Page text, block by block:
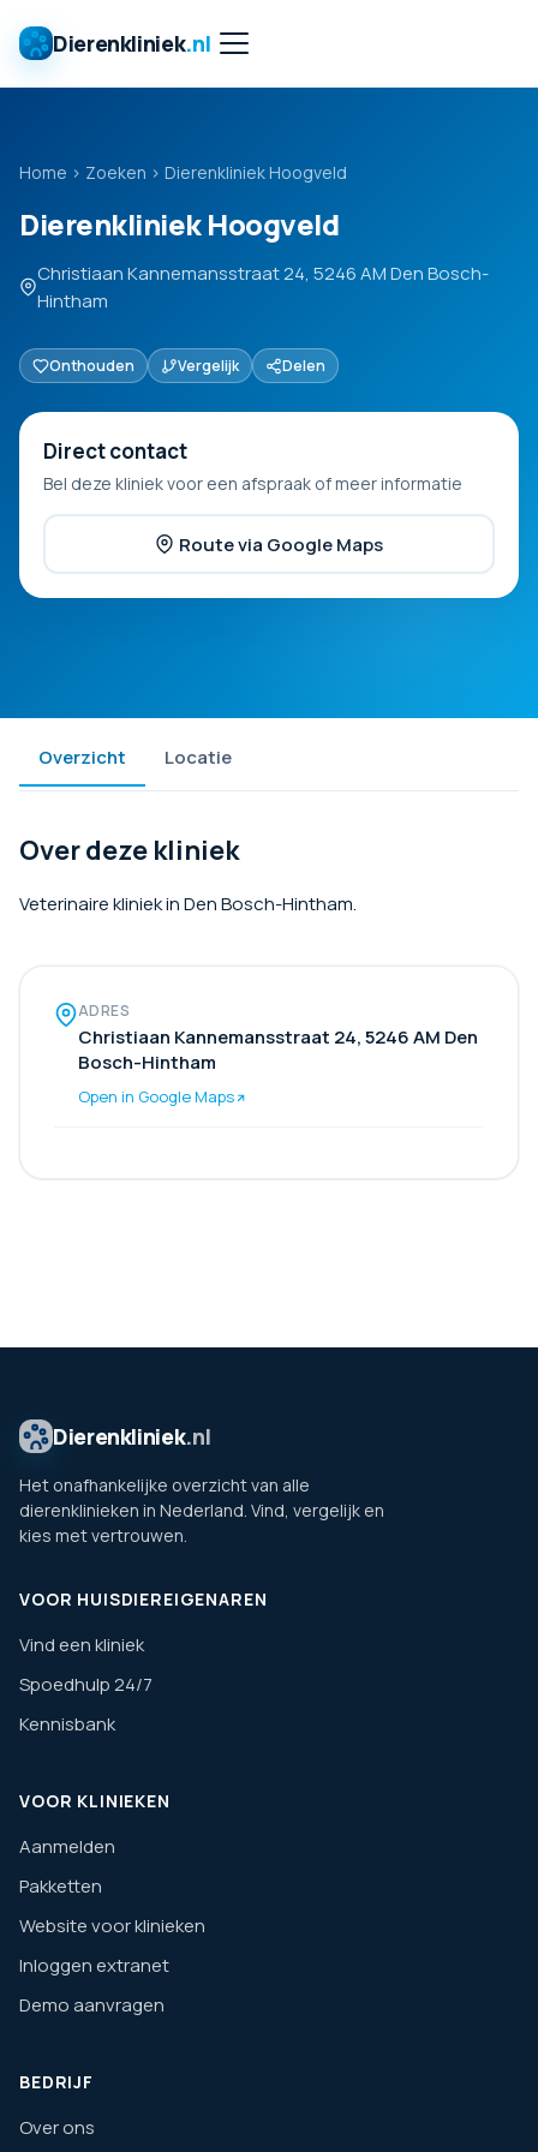
Dierenkliniek.nl
Home › Zoeken › Dierenkliniek Hoogveld
Dierenkliniek Hoogveld
Christiaan Kannemansstraat 24, 5246 AM Den Bosch-
Hintham
Onthouden Vergelijk Delen
Direct contact
Bel deze kliniek voor een afspraak of meer informatie
Route via Google Maps
Overzicht Locatie
Over deze kliniek
Veterinaire kliniek in Den Bosch-Hintham.
ADRES
Christiaan Kannemansstraat 24, 5246 AM Den
Bosch-Hintham
Open in Google Maps
Dierenkliniek.nl
Het onafhankelijke overzicht van alle
dierenklinieken in Nederland. Vind, vergelijk en
kies met vertrouwen.
VOOR HUISDIEREIGENAREN
Vind een kliniek
Spoedhulp 24/7
Kennisbank
VOOR KLINIEKEN
Aanmelden
Pakketten
Website voor klinieken
Inloggen extranet
Demo aanvragen
BEDRIJF
Over ons